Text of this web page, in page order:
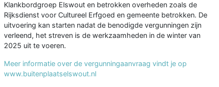
Klankbordgroep Elswout en betrokken overheden zoals de
Rijksdienst voor Cultureel Erfgoed en gemeente betrokken. De
uitvoering kan starten nadat de benodigde vergunningen zijn
verleend, het streven is de werkzaamheden in de winter van
2025 uit te voeren.
Meer informatie over de vergunningaanvraag vindt je op
www.buitenplaatselswout.nl